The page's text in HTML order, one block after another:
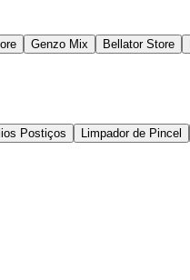
Genzo Mix Bellator Store
Postiços Limpador de Pincel